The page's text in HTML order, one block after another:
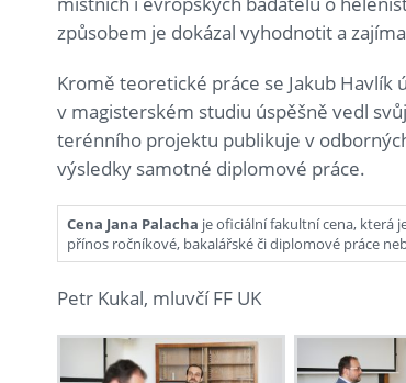
způsobem je dokázal vyhodnotit a
Kromě teoretické práce se Jakub Havlík
v magisterském studiu úspěšně vedl
terénního projektu publikuje v
výsledky samotné diplomové práce.
Cena Jana Palacha je oficiální fakultní cena, která
přínos ročníkové, bakalářské či diplomové práce
Petr Kukal, mluvčí FF UK